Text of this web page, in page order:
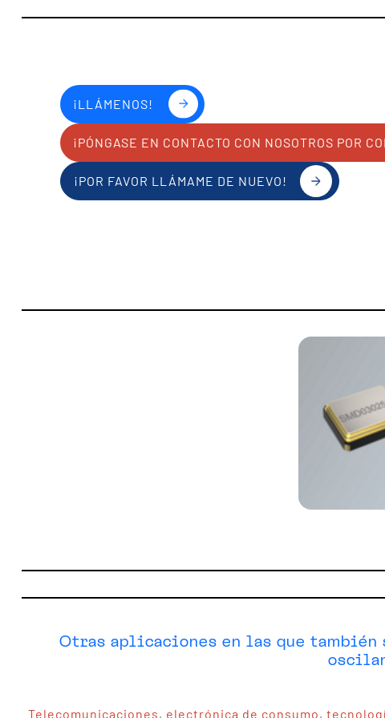
¡LLÁMENOS!
¡PÓNGASE EN CONTACTO CON NOSOTROS POR
¡POR FAVOR LLÁMAME DE NUEVO!
Otras aplicaciones en las que
Telecomunicaciones, electrónica de consumo,